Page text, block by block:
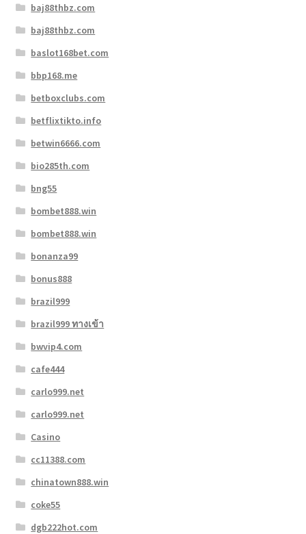
baj88thbz.com
baj88thbz.com
baslot168bet.com
bbp168.me
betboxclubs.com
betflixtikto.info
betwin6666.com
bio285th.com
bng55
bombet888.win
bombet888.win
bonanza99
bonus888
brazil999
brazil999 ทางเข้า
bwvip4.com
cafe444
carlo999.net
carlo999.net
Casino
cc11388.com
chinatown888.win
coke55
dgb222hot.com